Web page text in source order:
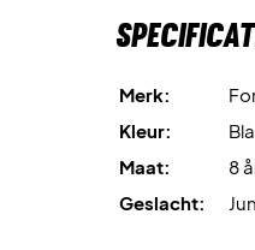
Merk:
Kleur:
Maat:
8
Geslacht: